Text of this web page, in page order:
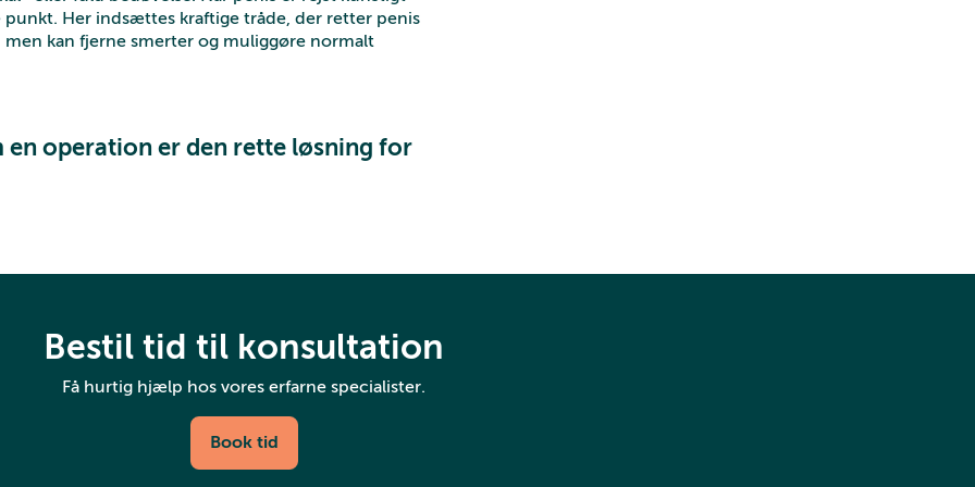
Her indsættes kraftige tråde, der retter penis
kan fjerne smerter og muliggøre normalt
operation er den rette løsning for
Bestil tid til konsultation
Få hurtig hjælp hos vores erfarne specialister.
Book tid